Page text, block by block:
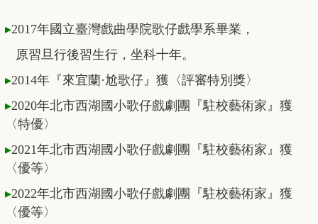
▸2017年國立臺灣戲曲學院歌仔戲學系畢業，
原習旦行後習生行，坐科十年。
▸2014年『來宜蘭·尬歌仔』獲〈評審特別獎〉
▸2020年北市西湖國小歌仔戲劇團『駐校藝術家』獲
〈特優〉
▸2021年北市西湖國小歌仔戲劇團『駐校藝術家』獲
〈優等〉
▸2022年北市西湖國小歌仔戲劇團『駐校藝術家』獲
〈優等〉